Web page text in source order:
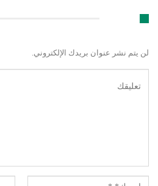
لن يتم نشر عنوان بريدك الإلكتروني.